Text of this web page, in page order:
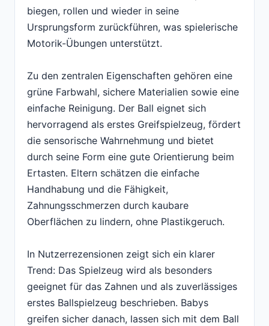
biegen, rollen und wieder in seine
Ursprungsform zurückführen, was spielerische
Motorik-Übungen unterstützt.
Zu den zentralen Eigenschaften gehören eine
grüne Farbwahl, sichere Materialien sowie eine
einfache Reinigung. Der Ball eignet sich
hervorragend als erstes Greifspielzeug, fördert
die sensorische Wahrnehmung und bietet
durch seine Form eine gute Orientierung beim
Ertasten. Eltern schätzen die einfache
Handhabung und die Fähigkeit,
Zahnungsschmerzen durch kaubare
Oberflächen zu lindern, ohne Plastikgeruch.
In Nutzerrezensionen zeigt sich ein klarer
Trend: Das Spielzeug wird als besonders
geeignet für das Zahnen und als zuverlässiges
erstes Ballspielzeug beschrieben. Babys
greifen sicher danach, lassen sich mit dem Ball